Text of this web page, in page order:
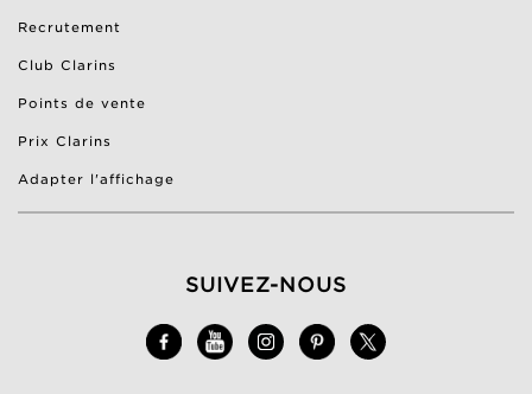
Recrutement
Club Clarins
Points de vente
Prix Clarins
Adapter l'affichage
SUIVEZ-NOUS